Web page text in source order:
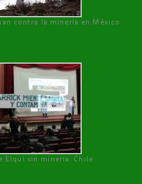
contra la minería en México
Elqui sin minería. Chile